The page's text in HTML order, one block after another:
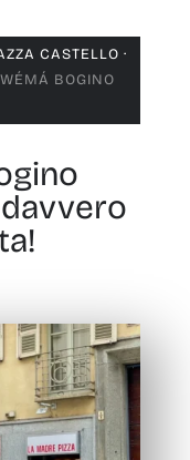
CASTELLO ·
BOGINO